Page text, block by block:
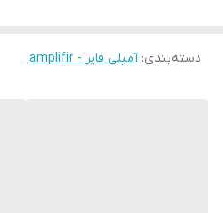
دسته‌بندی:آمپلی فایر - amplifir